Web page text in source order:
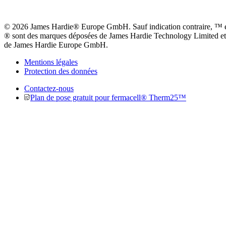
© 2026 James Hardie® Europe GmbH. Sauf indication contraire, ™
® sont des marques déposées de James Hardie Technology Limited et
de James Hardie Europe GmbH.
Mentions légales
Protection des données
Contactez-nous
Plan de pose gratuit pour fermacell® Therm25™